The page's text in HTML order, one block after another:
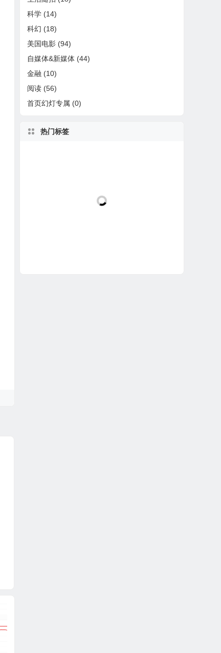
科学 (14)
科幻 (18)
美国电影 (94)
自媒体&新媒体 (44)
金融 (10)
阅读 (56)
首页幻灯专属 (0)
热门标签